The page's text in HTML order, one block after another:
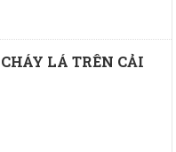
LÁ TRÊN CẢI